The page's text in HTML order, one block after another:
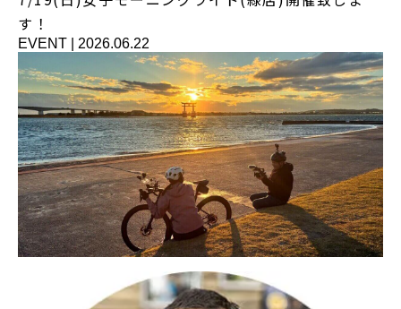
す！
EVENT 2026.06.22